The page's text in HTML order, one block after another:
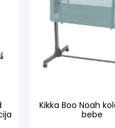
Kikka Boo Noah
bebe